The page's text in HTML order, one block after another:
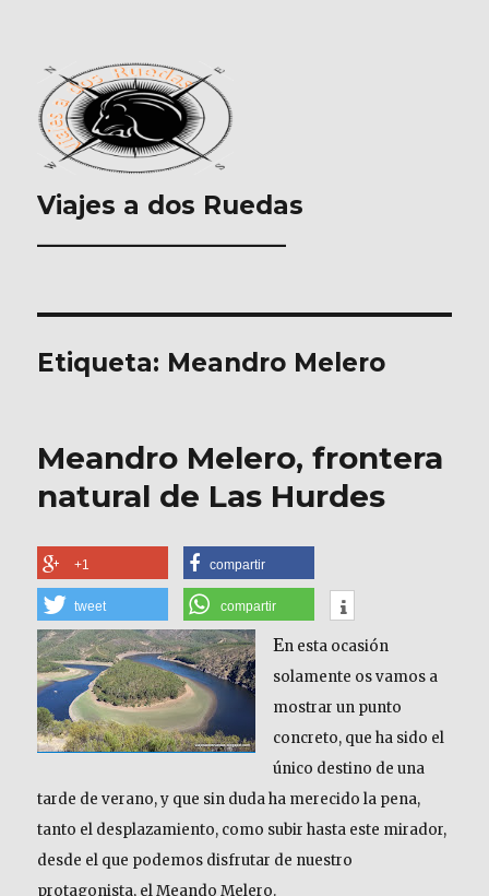
Viajes a dos Ruedas
___________________
Etiqueta: Meandro Melero
Meandro Melero, frontera
natural de Las Hurdes
+1 compartir
tweet compartir
En esta ocasión
solamente os vamos a
mostrar un punto
concreto, que ha sido el
único destino de una
tarde de verano, y que sin duda ha merecido la pena,
tanto el desplazamiento, como subir hasta este mirador,
desde el que podemos disfrutar de nuestro
protagonista, el Meando Melero.